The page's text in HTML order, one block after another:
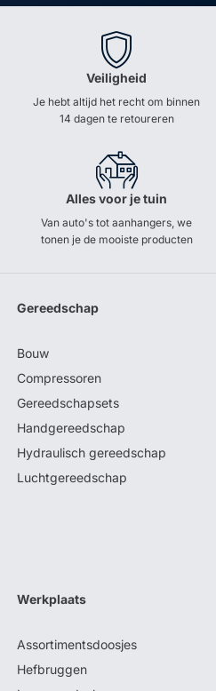
Veiligheid
Je hebt altijd het recht om binnen
14 dagen te retoureren
Alles voor je tuin
Van auto's tot aanhangers, we
tonen je de mooiste producten
Gereedschap
Bouw
Compressoren
Gereedschapsets
Handgereedschap
Hydraulisch gereedschap
Luchtgereedschap
Werkplaats
Assortimentsdoosjes
Hefbruggen